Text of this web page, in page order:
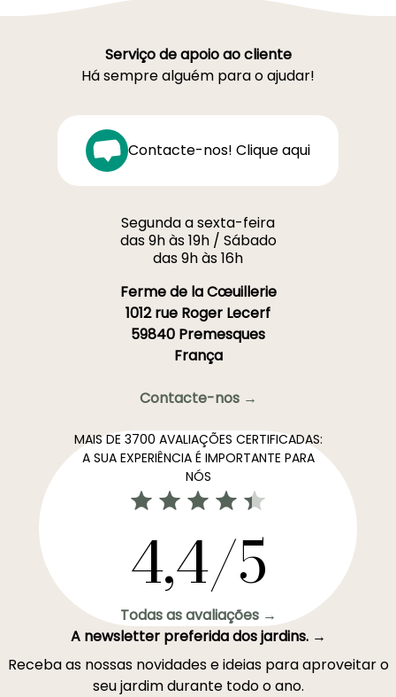
Serviço de apoio ao cliente
Há sempre alguém para o ajudar!
Contacte-nos! Clique aqui
Segunda a sexta-feira
das 9h às 19h / Sábado
das 9h às 16h
Ferme de la Cœuillerie
1012 rue Roger Lecerf
59840 Premesques
França
Contacte-nos →
MAIS DE 3700 AVALIAÇÕES CERTIFICADAS:
A SUA EXPERIÊNCIA É IMPORTANTE PARA
NÓS
4,4/5
Todas as avaliações →
A newsletter preferida dos jardins. →
Receba as nossas novidades e ideias para aproveitar o
seu jardim durante todo o ano.